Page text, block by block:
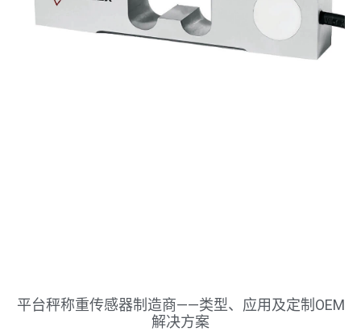
平台秤称重传感器制造商——类型、应用及定制OEM
解决方案